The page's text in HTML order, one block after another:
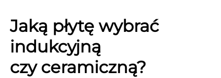
Jaką płytę wybrać
indukcyjną
czy ceramiczną?